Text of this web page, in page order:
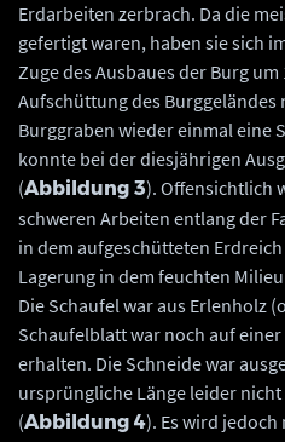
Erdarbeiten zerbrach. Da die
gefertigt waren, haben sie sich
Zuge des Ausbaues der Burg
Aufschüttung des Burggeländes
Burggraben wieder einmal eine
konnte bei der diesjährigen
(Abbildung 3). Offensichtlich
schweren Arbeiten entlang der
in dem aufgeschütteten
Lagerung in dem feuchten
Die Schaufel war aus Erlenholz
Schaufelblatt war noch auf
erhalten. Die Schneide war
ursprüngliche Länge leider
(Abbildung 4). Es wird